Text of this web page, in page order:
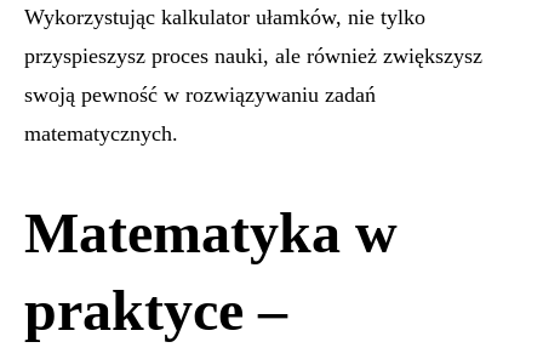
Wykorzystując kalkulator ułamków, nie tylko
przyspieszysz proces nauki, ale również zwiększysz
swoją pewność w rozwiązywaniu zadań
matematycznych.
Matematyka w
praktyce –